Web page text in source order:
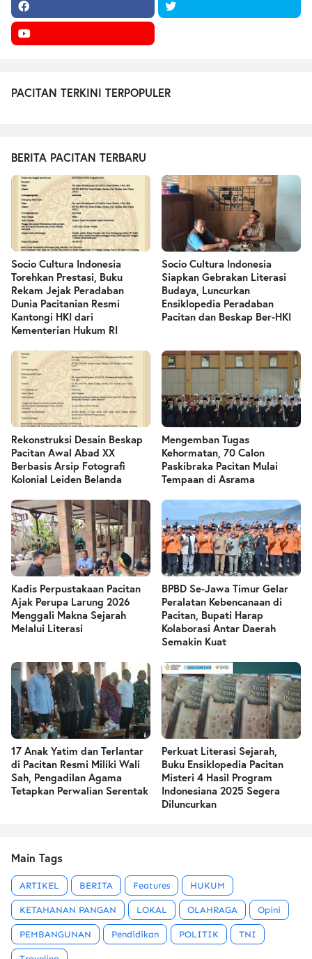
PACITAN TERKINI TERPOPULER
BERITA PACITAN TERBARU
Socio Cultura Indonesia
Torehkan Prestasi, Buku
Rekam Jejak Peradaban
Dunia Pacitanian Resmi
Kantongi HKI dari
Kementerian Hukum RI
Socio Cultura Indonesia
Siapkan Gebrakan Literasi
Budaya, Luncurkan
Ensiklopedia Peradaban
Pacitan dan Beskap Ber-HKI
Rekonstruksi Desain Beskap
Pacitan Awal Abad XX
Berbasis Arsip Fotografi
Kolonial Leiden Belanda
Mengemban Tugas
Kehormatan, 70 Calon
Paskibraka Pacitan Mulai
Tempaan di Asrama
Kadis Perpustakaan Pacitan
Ajak Perupa Larung 2026
Menggali Makna Sejarah
Melalui Literasi
BPBD Se-Jawa Timur Gelar
Peralatan Kebencanaan di
Pacitan, Bupati Harap
Kolaborasi Antar Daerah
Semakin Kuat
17 Anak Yatim dan Terlantar
di Pacitan Resmi Miliki Wali
Sah, Pengadilan Agama
Tetapkan Perwalian Serentak
Perkuat Literasi Sejarah,
Buku Ensiklopedia Pacitan
Misteri 4 Hasil Program
Indonesiana 2025 Segera
Diluncurkan
Main Tags
ARTIKEL BERITA Features HUKUM
KETAHANAN PANGAN LOKAL OLAHRAGA Opini
PEMBANGUNAN Pendidikan POLITIK TNI